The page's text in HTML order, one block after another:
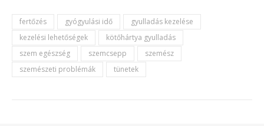
fertőzés gyógyulási idő
gyulladás kezelése
kezelési lehetőségek
kötőhártya gyulladás
szem egészség
szemcsepp
szemész
szemészeti problémák
tünetek